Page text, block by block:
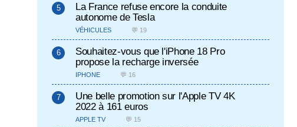
La France refuse encore la conduite
autonome de Tesla
VÉHICULES 💬 19
Souhaitez-vous que l'iPhone 18 Pro
propose la recharge inversée
IPHONE 💬 16
Une belle promotion sur l'Apple TV 4K
2022 à 161 euros
APPLE TV 💬 15